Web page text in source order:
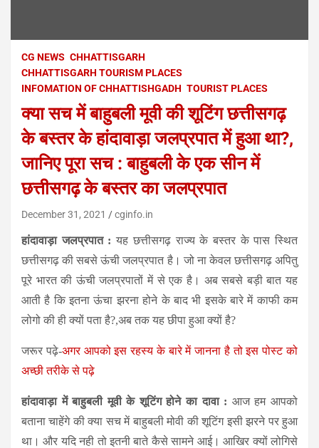
CG NEWS CHHATTISGARH
CHHATTISGARH TOURISM PLACES
INFOMATION OF CHHATTISHGADH TOURIST PLACES
क्या सच में बाहुबली मूवी की शूटिंग छत्तीसगढ़
के बस्तर के हांदावाड़ा जलप्रपात में हुआ था?,
जानिए पूरा सच : बाहुबली के एक सीन में
छत्तीसगढ़ के बस्तर का जलप्रपात
December 31, 2021 cginfo.in
हांदावाड़ा जलप्रपात :यह छत्तीसगढ़ राज्य के बस्तर के पास स्थित
छत्तीसगढ़ की सबसे ऊंची जलप्रपात है। जो ना केवल छत्तीसगढ़ अपितु
पूरे भारत की ऊंची जलप्रपातों में से एक है। अब सबसे बड़ी बात यह
आती है कि इतना ऊंचा झरना होने के बाद भी इसके बारे में काफी कम
लोगो की ही क्यों पता है?,अब तक यह छीपा हुआ क्यों है?
जरूर पढ़े-अगर आपको इस रहस्य के बारे में जानना है तो इस पोस्ट को
अच्छी तरीके से पढ़े
हांदावाड़ा में बाहुबली मूवी के शूटिंग होने का दावा : आज हम आपको
बताना चाहेंगे की क्या सच में बाहुबली मोवी की शूटिंग इसी झरने पर हुआ
था। और यदि नही तो इतनी बाते कैसे सामने आई। आखिर क्यों लोगिसे